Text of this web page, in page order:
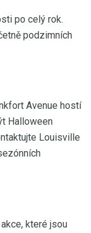
po celý rok.
podzimních
Avenue hostí
Halloween
Louisville
které jsou